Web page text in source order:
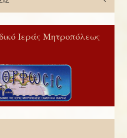
Ιεράς Μητροπόλεως